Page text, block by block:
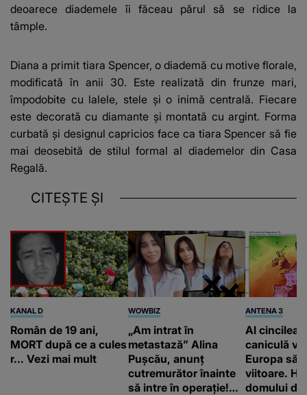
deoarece diademele îi făceau părul să se ridice la
tâmple.
Diana a primit tiara Spencer, o diademă cu motive florale,
modificată în anii 30. Este realizată din frunze mari,
împodobite cu lalele, stele și o inimă centrală. Fiecare
este decorată cu diamante și montată cu argint. Forma
curbată și designul capricios face ca tiara Spencer să fie
mai deosebită de stilul formal al diademelor din Casa
Regală.
CITEȘTE ȘI
KANAL D
Român de 19 ani,
MORT după ce a cules
r... Vezi mai mult
WOWBIZ
„Am intrat în
metastază” Alina
Pușcău, anunț
cutremurător înainte
să intre în operație!
ANTENA 3
Al cincilea
caniculă
Europa
viitoare.
domului de